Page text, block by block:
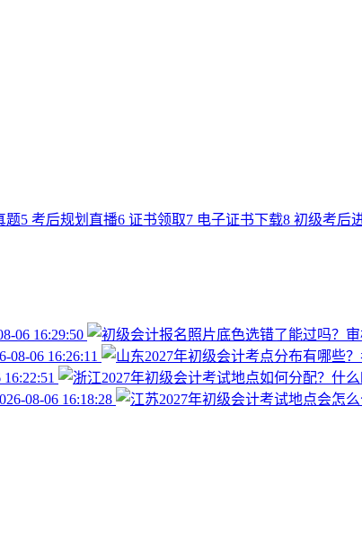
题5 考后规划直播6 证书领取7 电子证书下载8 初级考后
06 16:29:50
08-06 16:26:11
08-06 16:18:28